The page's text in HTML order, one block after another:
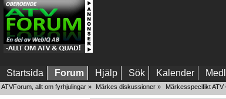
Startsida Forum Hjälp Sök Kalender
ATVForum, allt om fyrhjulingar » Märkes diskussioner » Märkesspecifikt ATV